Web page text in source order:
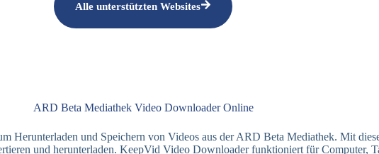
Alle unterstützten Websites
ARD Beta Mediathek Video Downloader Online
Herunterladen und Speichern von Videos aus der ARD Beta Mediathek. Mit
und herunterladen. KeepVid Video Downloader funktioniert für Computer,